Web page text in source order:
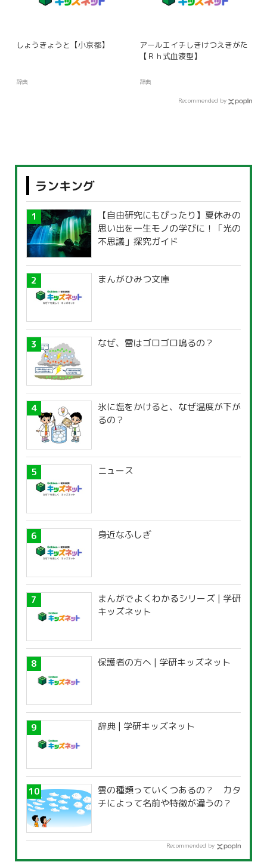
しょうきょうと【小京都】
辞典
アールエイチしきけつえきがた
【Ｒｈ式血液型】
辞典
Recommended by
ランキング
【自由研究にもぴったり】夏休みの
思い出を一生モノの学びに！「光の
不思議」探究ガイド
まんがひみつ文庫
なぜ、雷はゴロゴロ鳴るの？
氷に塩をかけると、なぜ温度が下が
るの？
ニュース
身近なふしぎ
まんがでよくわかるシリーズ | 学研
キッズネット
保護者の方へ | 学研キッズネット
辞典 | 学研キッズネット
雲の種類っていくつあるの？ カタ
チによって名前や特徴が違うの？
Recommended by